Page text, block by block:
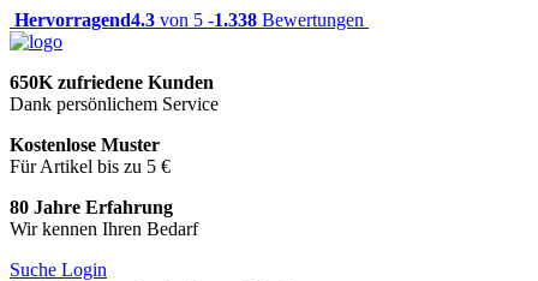
Hervorragend4.3 von 5 -1.338 Bewertungen
650K zufriedene Kunden
Dank persönlichem Service
Kostenlose Muster
Für Artikel bis zu 5 €
80 Jahre Erfahrung
Wir kennen Ihren Bedarf
Suche Login